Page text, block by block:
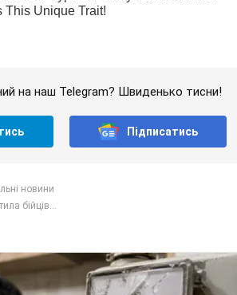
на наш Telegram? Швиденько тисни!
Підписатись
новини
бійців...